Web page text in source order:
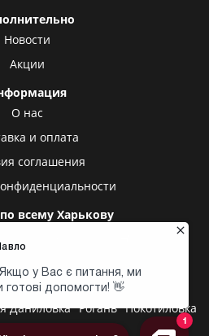
Новости
Акции
О нас
и оплата
соглашения
всему Харькову
рынок
в другие города
Даниловка Рогань Покотиловка